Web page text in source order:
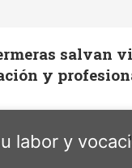
salvan
y
labor y